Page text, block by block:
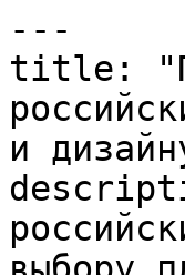
---
title:
и